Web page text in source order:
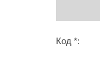
Код *: